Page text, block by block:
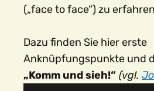
(„face to face“) zu
Dazu finden Sie hier erste
Anknüpfungspunkte und
„Komm und sieh!“ (vgl.